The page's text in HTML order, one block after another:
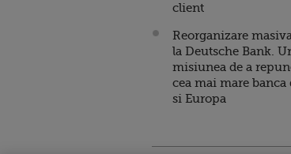
client
Reorganizare
la Deutsche Bank.
misiunea de a
cea mai mare
si Europa